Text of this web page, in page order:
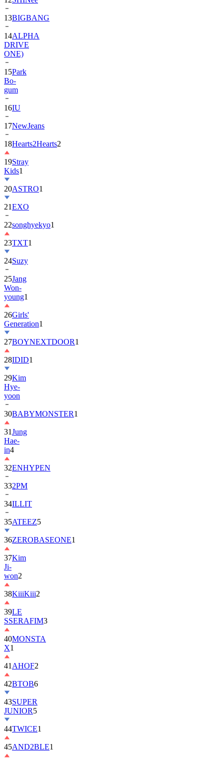
13BIGBANG
14ALPHA
DRIVE
ONE)
15Park
Bo-
gum
16IU
17NewJeans
18Hearts2Hearts2
19Stray
Kids1
20ASTRO1
21EXO
22songhyekyo1
23TXT1
24Suzy
25Jang
Won-
young1
26Girls'
Generation1
27BOYNEXTDOOR1
28IDID1
29Kim
Hye-
yoon
30BABYMONSTER1
31Jung
Hae-
in4
32ENHYPEN
332PM
34ILLIT
35ATEEZ5
36ZEROBASEONE1
37Kim
Ji-
won2
38KiiiKiii2
39LE
SSERAFIM3
40MONSTA
X1
41 AHOF2
42BTOB6
43SUPER
JUNIOR5
44TWICE1
45AND2BLE1